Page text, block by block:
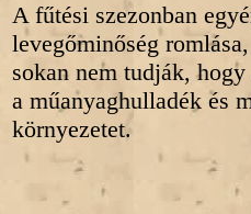
A fűtési szezonban
levegőminőség romlása,
sokan nem tudják,
a műanyaghulladék és
környezetet.